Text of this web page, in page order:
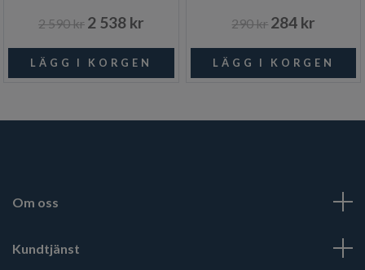
2 590 kr 2 538 kr 290 kr 284 kr
Om oss
Kundtjänst